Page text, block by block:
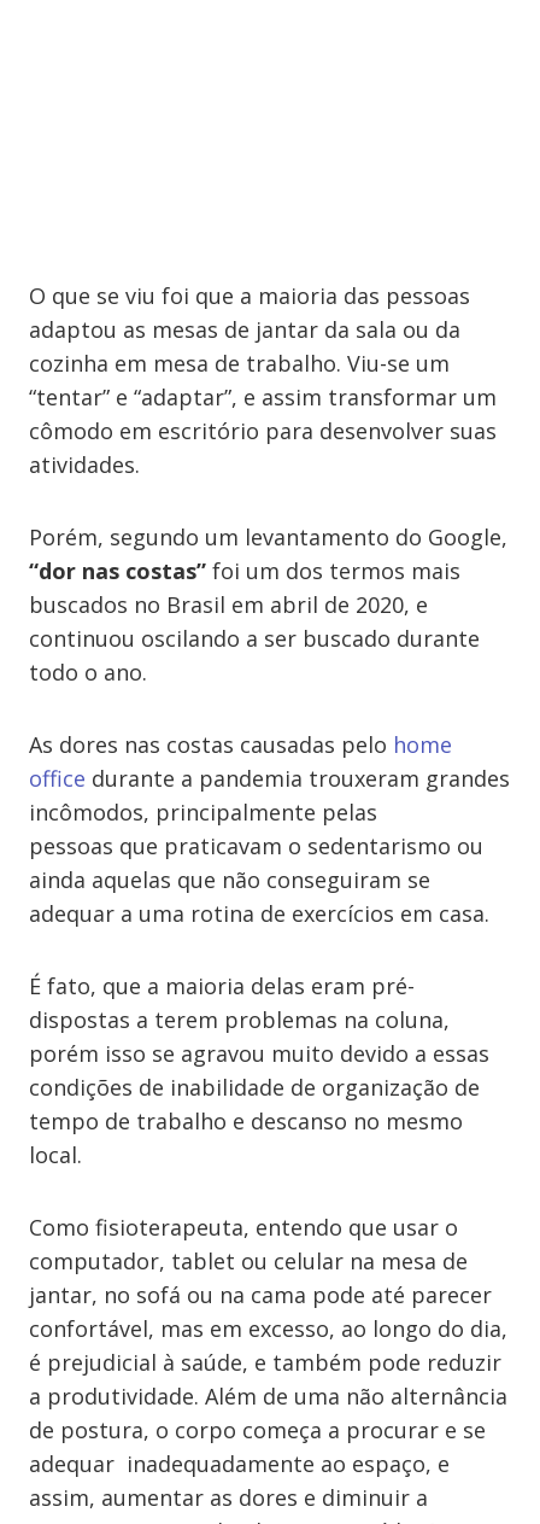
O que se viu foi que a maioria das pessoas
adaptou as mesas de jantar da sala ou da
cozinha em mesa de trabalho. Viu-se um
“tentar” e “adaptar”, e assim transformar um
cômodo em escritório para desenvolver suas
atividades.
Porém, segundo um levantamento do Google,
“dor nas costas” foi um dos termos mais
buscados no Brasil em abril de 2020, e
continuou oscilando a ser buscado durante
todo o ano.
As dores nas costas causadas pelo home
office durante a pandemia trouxeram grandes
incômodos, principalmente pelas
pessoas que praticavam o sedentarismo ou
ainda aquelas que não conseguiram se
adequar a uma rotina de exercícios em casa.
É fato, que a maioria delas eram pré-
dispostas a terem problemas na coluna,
porém isso se agravou muito devido a essas
condições de inabilidade de organização de
tempo de trabalho e descanso no mesmo
local.
Como fisioterapeuta, entendo que usar o
computador, tablet ou celular na mesa de
jantar, no sofá ou na cama pode até parecer
confortável, mas em excesso, ao longo do dia,
é prejudicial à saúde, e também pode reduzir
a produtividade. Além de uma não alternância
de postura, o corpo começa a procurar e se
adequar inadequadamente ao espaço, e
assim, aumentar as dores e diminuir a